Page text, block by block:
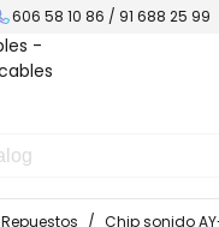
606 58 10 86 / 91 688 25 99
Repuestos / Chip sonido